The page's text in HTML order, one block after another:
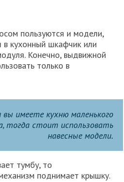
пользуются и модели,
кухонный шкафчик или
Конечно, выдвижной
только в
вы имеете кухню маленького
тогда стоит использовать
навесные модели.
тумбу, то
поднимает крышку.